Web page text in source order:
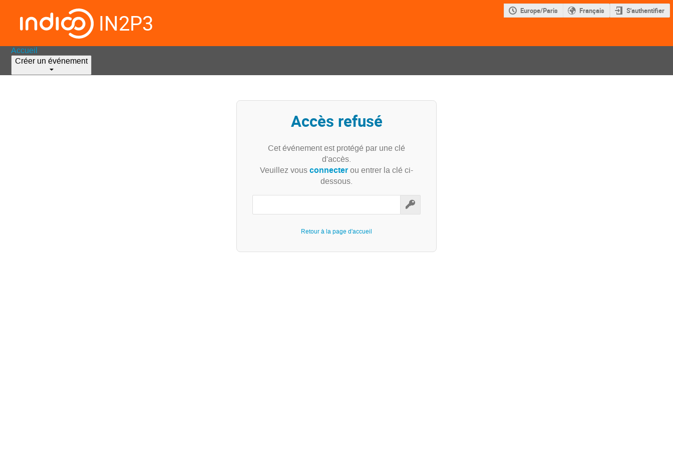
IN2P3 Europe/Paris Français S'authentifier
Accueil
Créer un événement
Accès refusé
Cet événement est protégé par une clé
d'accès.
Veuillez vous connecter ou entrer la clé ci-
dessous.
Retour à la page d'accueil